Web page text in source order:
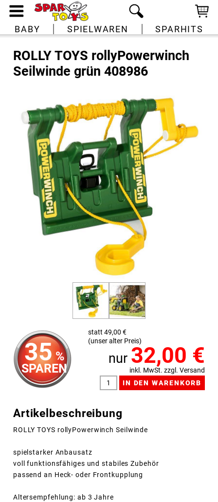
BABY SPIELWAREN SPARHITS
ROLLY TOYS rollyPowerwinch
Seilwinde grün 408986
35 %
SPAREN
statt 49,00 €
(unser alter Preis)
nur 32,00 €
inkl. MwSt. zzgl. Versand
Artikelbeschreibung
ROLLY TOYS rollyPowerwinch Seilwinde
spielstarker Anbausatz
voll funktionsfähiges und stabiles Zubehör
passend an Heck- oder Frontkupplung
Altersempfehlung: ab 3 Jahre